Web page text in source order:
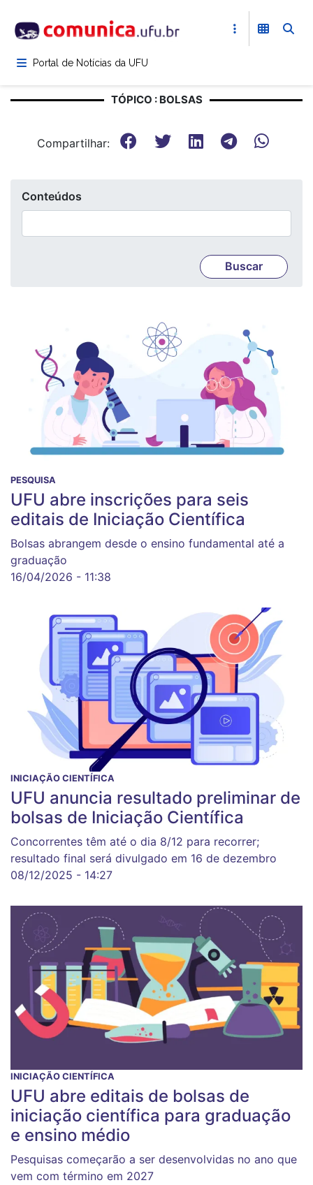
para
conteúdoPortal de Notícias da UFU
TÓPICO : BOLSAS
Compartilhar:
Conteúdos
PESQUISA
UFU abre inscrições para seis
editais de Iniciação Científica
Bolsas abrangem desde o ensino fundamental até a
graduação
16/04/2026 - 11:38
INICIAÇÃO CIENTÍFICA
UFU anuncia resultado preliminar de
bolsas de Iniciação Científica
Concorrentes têm até o dia 8/12 para recorrer;
resultado final será divulgado em 16 de dezembro
08/12/2025 - 14:27
INICIAÇÃO CIENTÍFICA
UFU abre editais de bolsas de
iniciação científica para graduação
e ensino médio
Pesquisas começarão a ser desenvolvidas no ano que
vem com término em 2027